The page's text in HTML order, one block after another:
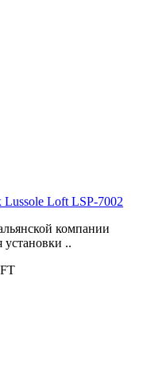
Loft LSP-7002
компании
..